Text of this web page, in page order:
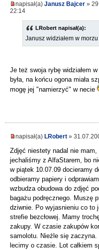
napisał(a) Janusz Bajcer »
22:14
LRobert napisał(a):
Janusz widziałem w
Je też swoja rybę widziałem
była, na końcu ogona miała
mogę jej "namierzyć" w necie
napisał(a) LRobert »
Zdjęć niestety nadal nie
jechaliśmy z AlfaStarem, bo
w piątek 10.07.09 docieramy
odbieramy papiery i
wzbudza obudowa do zdjęć
bagażu podręcznego. Muszę
dziwnie. Po wyjasnieniu co to
strefie bezcłowej. Mamy
zakupy. W czasie zakupów
samolotu. Nieźle się
lecimy o czasie. Lot całkiem